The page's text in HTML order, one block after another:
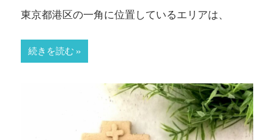
東京都港区の一角に位置しているエリアは、
続きを読む